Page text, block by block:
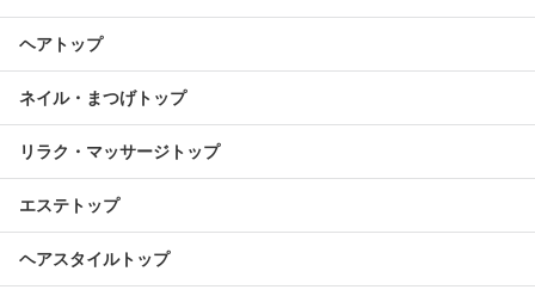
ヘアトップ
ネイル・まつげトップ
リラク・マッサージトップ
エステトップ
ヘアスタイルトップ